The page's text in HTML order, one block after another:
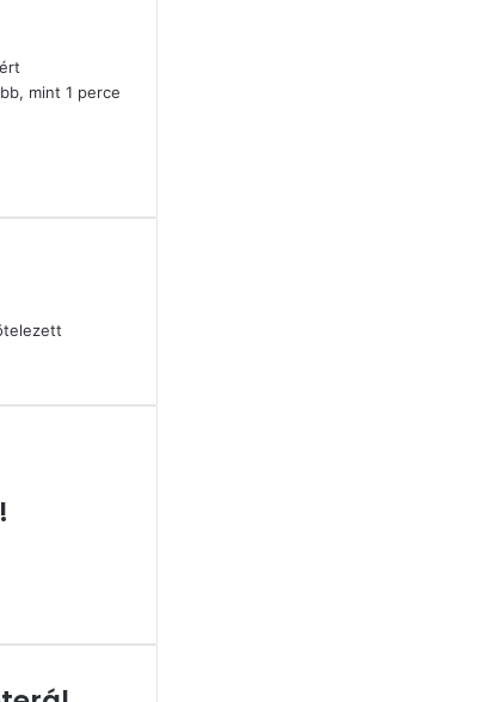
mint 1 perce